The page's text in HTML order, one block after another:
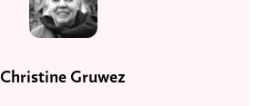
Christine Gruwez